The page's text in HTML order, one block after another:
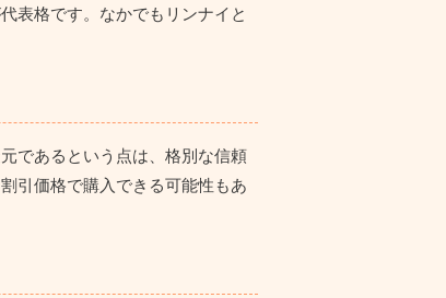
表格です。なかでもリンナイと
であるという点は、格別な信頼
引価格で購入できる可能性もあ